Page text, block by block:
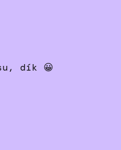
dík 😀